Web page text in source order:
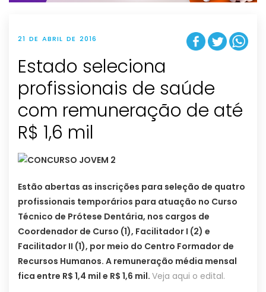
21 DE ABRIL DE 2016
Estado seleciona
profissionais de saúde
com remuneração de até
R$ 1,6 mil
Estão abertas as inscrições para seleção de quatro
profissionais temporários para atuação no Curso
Técnico de Prótese Dentária, nos cargos de
Coordenador de Curso (1), Facilitador I (2) e
Facilitador II (1), por meio do Centro Formador de
Recursos Humanos. A remuneração média mensal
fica entre R$ 1,4 mil e R$ 1,6 mil. Veja aqui o edital.